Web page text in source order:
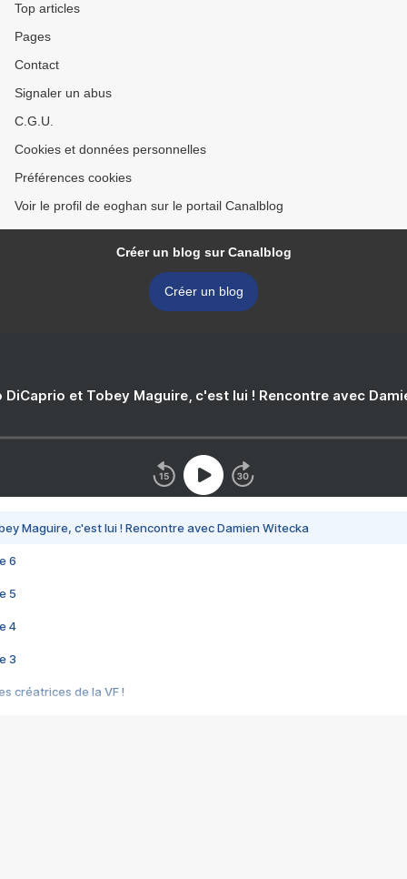
Top articles
Pages
Contact
Signaler un abus
C.G.U.
Cookies et données personnelles
Préférences cookies
Voir le profil de eoghan sur le portail Canalblog
Créer un blog sur Canalblog
Créer un blog
DiCaprio et Tobey Maguire, c'est lui ! Rencontre avec
Maguire, c'est lui ! Rencontre avec Damien Witecka
6
5
4
3
créatrices de la VF !